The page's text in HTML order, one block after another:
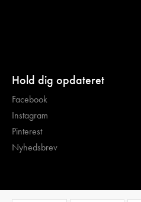
Hold dig opdateret
Facebook
Instagram
Pinterest
Nyhedsbrev